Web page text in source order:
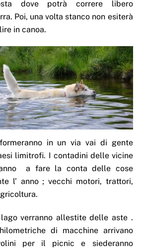
dove potrà correre libero
Poi, una volta stanco non esiterà
in canoa.
in un via vai di gente
limitrofi. I contadini delle vicine
a fare la conta delle cose
l’ anno ; vecchi motori, trattori,
verranno allestite delle aste .
di macchine arrivano
per il picnic e siederanno